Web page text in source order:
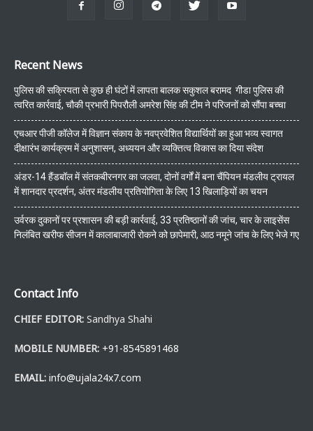
Recent News
पुलिस की सक्रियता से कुछ ही घंटों में लापता बालक सकुशल बरामद गीडा पुलिस की
त्वरित कार्रवाई, चौकी प्रभारी पिपरौली अमरेश सिंह की टीम ने परिजनों को सौंपा बच्चा
एचआर पीजी कॉलेज में विज्ञान संकाय के नवप्रवेशित विद्यार्थियों का हुआ भव्य स्वागत
दीक्षारंभ कार्यक्रम में अनुशासन, अध्ययन और व्यक्तित्व विकास का दिया संदेश
अंडर-14 हैंडबॉल में संतकबीरनगर का जलवा, दोनों वर्गों में बना चैंपियन मंडलीय ट्रायल
में शानदार प्रदर्शन, अंतर मंडलीय प्रतियोगिता के लिए 13 खिलाड़ियों का चयन
उर्वरक दुकानों पर प्रशासन की बड़ी कार्रवाई, 33 प्रतिष्ठानों की जांच, चार के लाइसेंस
निलंबित खरीफ सीजन में कालाबाजारी रोकने को छापेमारी, आठ नमूने जांच के लिए भेजे गए
Contact Info
CHIEF EDITOR: Sandhya Shahi
MOBILE NUMBER: +91-8545891468
EMAIL: info@ujala24x7.com